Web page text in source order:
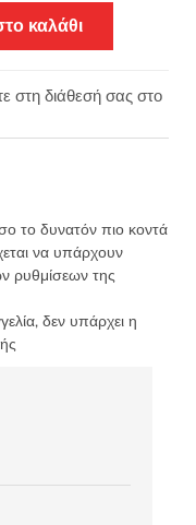
καλάθι
στη διάθεσή σας στο
το δυνατόν πιο κοντά
να υπάρχουν
ρυθμίσεων της
δεν υπάρχει η